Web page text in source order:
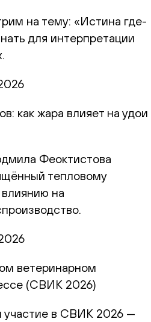
на тему: «Истина где-
для интерпретации
как жара влияет на удои
Феоктистова
тепловому
влиянию на
ветеринарном
(СВИК 2026)
участие в СВИК 2026 —